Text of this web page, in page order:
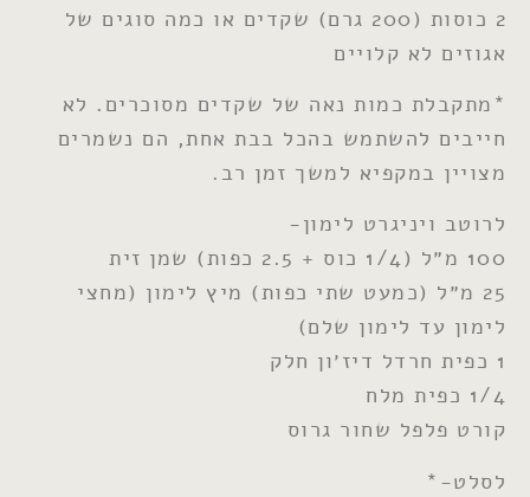
2 כוסות (200 גרם) שקדים או כמה סוגים של
אגוזים לא קלויים
*מתקבלת כמות נאה של שקדים מסוכרים. לא
חייבים להשתמש בהכל בבת אחת, הם נשמרים
מצויין במקפיא למשך זמן רב.
לרוטב ויניגרט לימון-
100 מ״ל (1/4 כוס + 2.5 כפות) שמן זית
25 מ״ל (כמעט שתי כפות) מיץ לימון (מחצי
לימון עד לימון שלם)
1 כפית חרדל דיז׳ון חלק
1/4 כפית מלח
קורט פלפל שחור גרוס
לסלט-*